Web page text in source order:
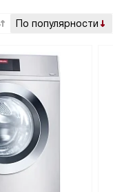
По популярности